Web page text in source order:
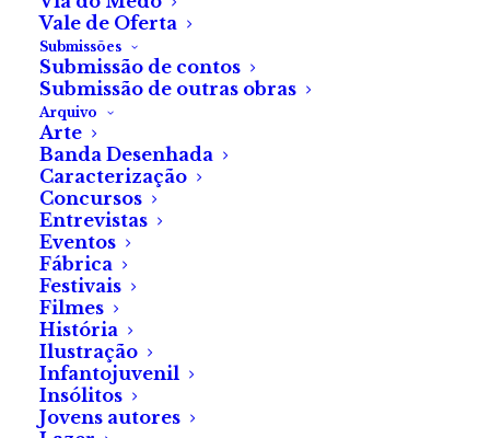
Vale de Oferta
Submissões
Submissão de contos
Submissão de outras obras
Arquivo
Arte
Banda Desenhada
Caracterização
Concursos
Entrevistas
Eventos
Fábrica
Festivais
Filmes
História
Ilustração
Infantojuvenil
Insólitos
Jovens autores
com olhos turquesa trancados nos meus.
Só depois vêm as mãos, descendo-me pelo pescoço,
pelo peito, contornando-me as ancas.
Existe mais do que um tipo de fome. E a dele apenas
sabe crescer.
Então, abro-me. Trago-o para dentro. Fundo. E mais
fundo ainda.
Até que cordas de êxtase se rompem de mim.
Vão, rodeiam-no e, quando regressam, é o sabor da
maçã madura que me preenche.